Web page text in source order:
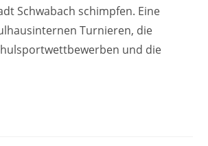
Schwabach schimpfen. Eine
Turnieren, die
und die